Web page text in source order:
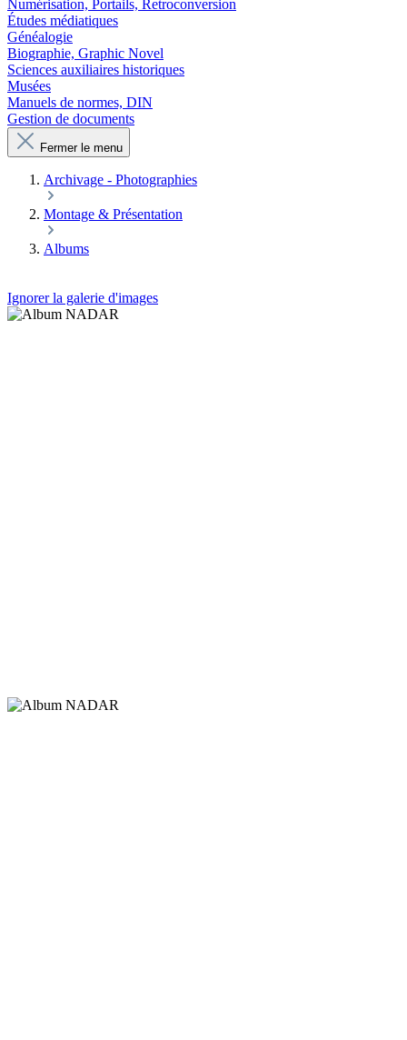
Numérisation, Portails, Retroconversion
Études médiatiques
Généalogie
Biographie, Graphic Novel
Sciences auxiliaires historiques
Musées
Manuels de normes, DIN
Gestion de documents
Fermer le menu
Archivage - Photographies
Montage & Présentation
Albums
Ignorer la galerie d'images